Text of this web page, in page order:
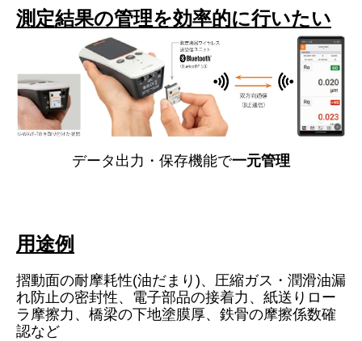
測定結果の管理を効率的に行いたい
データ出力・保存機能で一元管理
用途例
摺動面の耐摩耗性(油だまり)、圧縮ガス・潤滑油漏
れ防止の密封性、電子部品の接着力、紙送りロー
ラ摩擦力、橋梁の下地塗膜厚、鉄骨の摩擦係数確
認など